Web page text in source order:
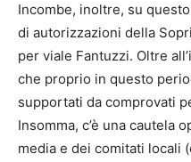
Incombe, inoltre, su
di autorizzazioni della
per viale Fantuzzi. Oltre
che proprio in questo
supportati da comprovati
Insomma, c’è una cautela
media e dei comitati locali